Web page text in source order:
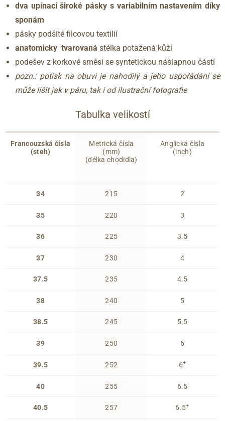
dva upínací široké pásky s variabilním nastavením díky
sponám
pásky podšité filcovou textilií
anatomicky tvarovaná stélka potažená kůží
podešev z korkové směsi se syntetickou nášlapnou částí
pozn.: potisk na obuvi je nahodilý a jeho uspořádání se
může lišit jak v páru, tak i od ilustrační fotografie
Tabulka velikostí
Francouzská čísla
(steh)
34
35
36
37
37.5
38
38.5
39
39.5
40
40.5
Metrická čísla
(mm)
(délka chodidla)
215
220
225
230
235
240
245
250
252
255
257
Anglická čísla
(inch)
2
3
3.5
4
4.5
5
5.5
6
6+
6.5
6.5+